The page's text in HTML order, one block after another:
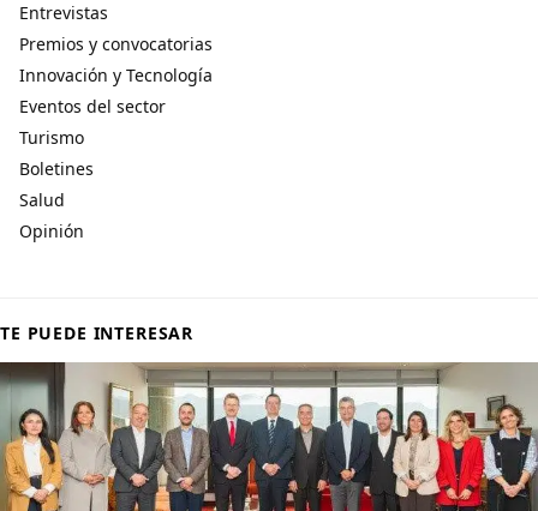
Entrevistas
Premios y convocatorias
Innovación y Tecnología
Eventos del sector
Turismo
Boletines
Salud
Opinión
TE PUEDE INTERESAR